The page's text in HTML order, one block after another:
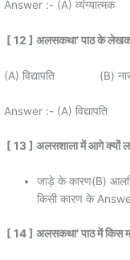
Answer :- (A) व्यंग्यात्मक
[ 12 ] अलसकथा’पाठ के
(A) विद्यापति (B)
Answer :- (A) विद्यापति
[ 13 ] अलसशाला में आगे क्यों
जाड़े के कारण(B)
किसी कारण के
[ 14 ] अलसकथा’पाठ में किस